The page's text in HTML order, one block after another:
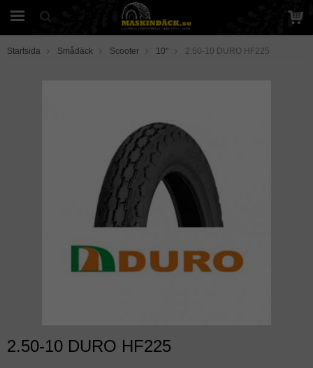
Startsida Smådäck Scooter 10" 2.50-10 DURO HF225
2.50-10 DURO HF225